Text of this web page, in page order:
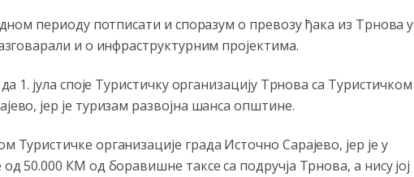
периоду потписати и споразум о превозу ђака из Трнова у
и о инфраструктурним пројектима.
1. јула споје Туристичку организацију Трнова са Туристичком
јер је туризам развојна шанса општине.
Туристичке организације града Источно Сарајево, јер је у
50.000 КМ од боравишне таксе са подручја Трнова, а нису јој